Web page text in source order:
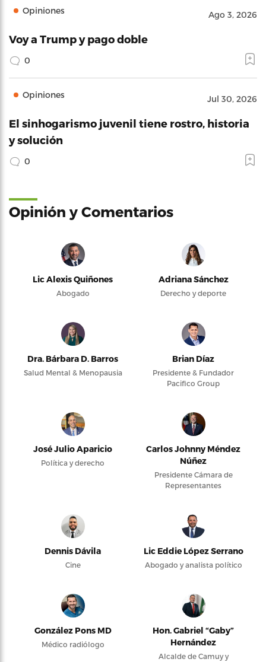
Opiniones Ago 3, 2026
Voy a Trump y pago doble
0
Opiniones Jul 30, 2026
El sinhogarismo juvenil tiene rostro, historia
y solución
0
Opinión y Comentarios
Lic Alexis Quiñones
Abogado
Adriana Sánchez
Derecho y deporte
Dra. Bárbara D. Barros
Salud Mental & Menopausia
Brian Díaz
Presidente & Fundador
Pacifico Group
José Julio Aparicio
Política y derecho
Carlos Johnny Méndez
Núñez
Presidente Cámara de
Representantes
Dennis Dávila
Cine
Lic Eddie López Serrano
Abogado y analista político
González Pons MD
Médico radiólogo
Hon. Gabriel “Gaby”
Hernández
Alcalde de Camuy y